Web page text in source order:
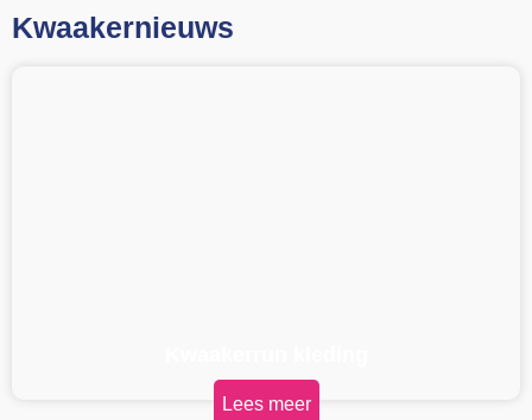
Kwaakernieuws
Lees meer